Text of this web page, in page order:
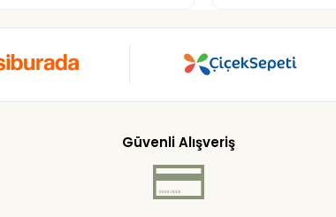
Güvenli Alışveriş